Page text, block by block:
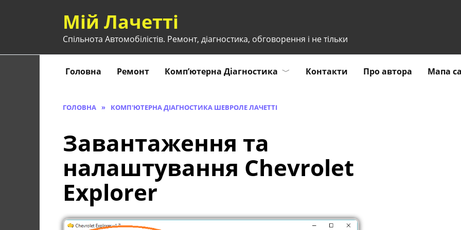
Мій Лачетті
Спільнота Автомобілістів. Ремонт, діагностика, обговорення і не тільки
Головна Ремонт Комп’ютерна Діагностика Контакти Про автора Мапа
ГОЛОВНА » КОМП'ЮТЕРНА ДІАГНОСТИКА ШЕВРОЛЕ ЛАЧЕТТІ
Завантаження та
налаштування Chevrolet
Explorer